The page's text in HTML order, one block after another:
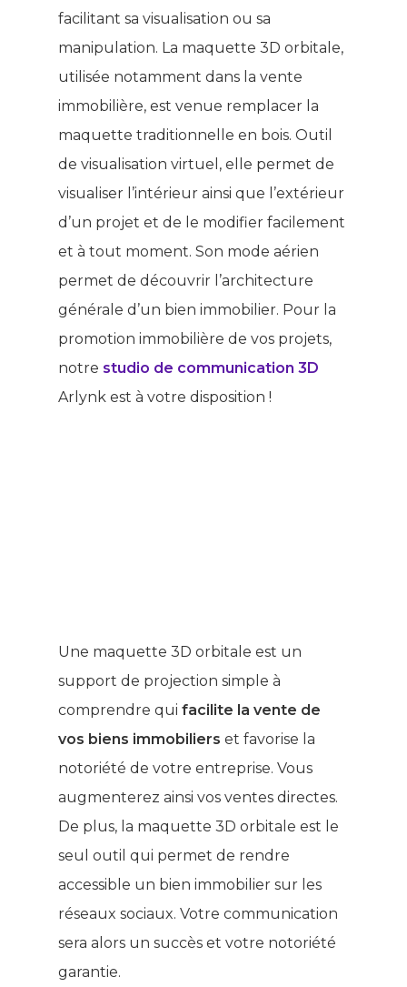
facilitant sa visualisation ou sa
manipulation. La maquette 3D orbitale,
utilisée notamment dans la vente
immobilière, est venue remplacer la
maquette traditionnelle en bois. Outil
de visualisation virtuel, elle permet de
visualiser l’intérieur ainsi que l’extérieur
d’un projet et de le modifier facilement
et à tout moment. Son mode aérien
permet de découvrir l’architecture
générale d’un bien immobilier. Pour la
promotion immobilière de vos projets,
notre studio de communication 3D
Arlynk est à votre disposition !
Une maquette 3D orbitale est un
support de projection simple à
comprendre quifacilite la vente de
vos biens immobiliers et favorise la
notoriété de votre entreprise. Vous
augmenterez ainsi vos ventes directes.
De plus, la maquette 3D orbitale est le
seul outil qui permet de rendre
accessible un bien immobilier sur les
réseaux sociaux. Votre communication
sera alors un succès et votre notoriété
garantie.